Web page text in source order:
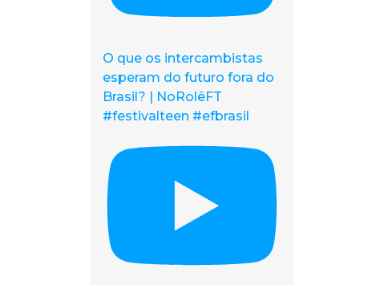
O que os intercambistas
esperam do futuro fora do
Brasil? | NoRolêFT
#festivalteen #efbrasil